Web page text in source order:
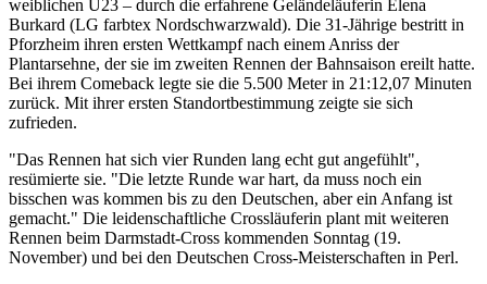
weiblichen U23 – durch die erfahrene Geländeläuferin Elena
Burkard (LG farbtex Nordschwarzwald). Die 31-Jährige bestritt in
Pforzheim ihren ersten Wettkampf nach einem Anriss der
Plantarsehne, der sie im zweiten Rennen der Bahnsaison ereilt hatte.
Bei ihrem Comeback legte sie die 5.500 Meter in 21:12,07 Minuten
zurück. Mit ihrer ersten Standortbestimmung zeigte sie sich
zufrieden.
"Das Rennen hat sich vier Runden lang echt gut angefühlt",
resümierte sie. "Die letzte Runde war hart, da muss noch ein
bisschen was kommen bis zu den Deutschen, aber ein Anfang ist
gemacht." Die leidenschaftliche Crossläuferin plant mit weiteren
Rennen beim Darmstadt-Cross kommenden Sonntag (19.
November) und bei den Deutschen Cross-Meisterschaften in Perl.